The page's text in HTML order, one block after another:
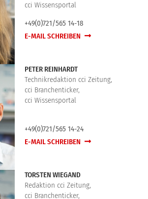
cci Wissensportal
+49(0)721/565 14-18
E-MAIL SCHREIBEN
PETER REINHARDT
Technikredaktion cci Zeitung,
cci Branchenticker,
cci Wissensportal
+49(0)721/565 14-24
E-MAIL SCHREIBEN
TORSTEN WIEGAND
Redaktion cci Zeitung,
cci Branchenticker,